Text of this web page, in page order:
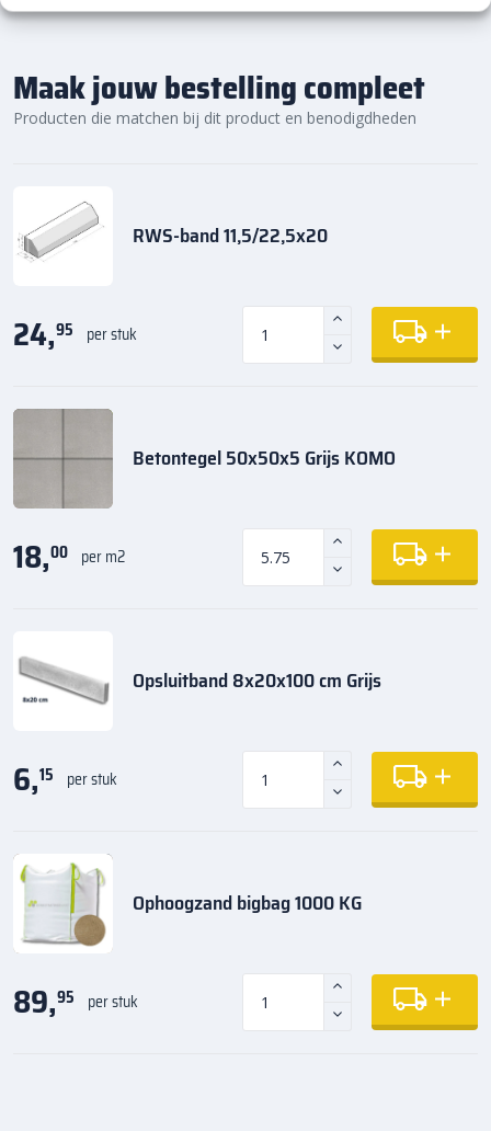
Maak jouw bestelling compleet
Producten die matchen bij dit product en benodigdheden
RWS-band 11,5/22,5x20
24,95 per stuk
Betontegel 50x50x5 Grijs KOMO
18,00 per m2
Opsluitband 8x20x100 cm Grijs
6,15 per stuk
Ophoogzand bigbag 1000 KG
89,95 per stuk